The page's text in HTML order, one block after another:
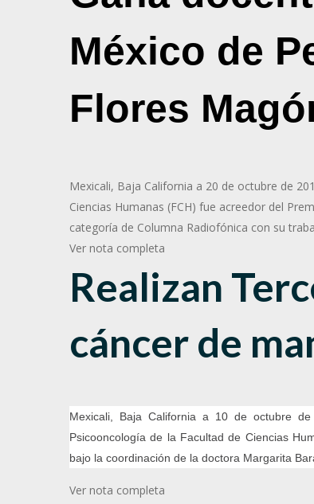
México de
Flores
Mexicali, Baja California a 20 de octubre de
Ciencias Humanas (FCH) fue acreedor del
categoría de Columna Radiofónica con su
Ver nota completa
Realizan
cáncer de
Mexicali, Baja California a 10 de octubre
Psicooncología de la Facultad de Ciencias
bajo la coordinación de la doctora Margarita
Ver nota completa